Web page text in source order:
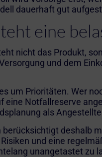
dauerhaft gut
eine
nicht das Produkt,
und dem
um Prioritäten. Wer
eine Notfallreserve
als
berücksichtigt deshalb
und eine
unangetastet zu